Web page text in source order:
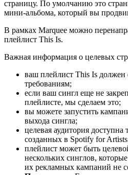
страницу. По умолчанию это
мини-альбома, который вы
В рамках Marquee можно
плейлист This Is.
Важная информация о целевых
ваш плейлист This Is должен
требованиям;
если ваш сингл еще не
плейлисте, мы сделаем это;
вы можете запустить
выхода сингла;
целевая аудитория доступна
созданных в Spotify for
плейлист может быть
нескольких синглов,
их рекламных кампаний не